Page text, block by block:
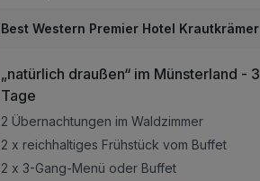
Best Western Premier Hotel Krautkrämer
„natürlich draußen“ im Münsterland - 3
Tage
2 Übernachtungen im Waldzimmer
2 x reichhaltiges Frühstück vom Buffet
2 x 3-Gang-Menü oder Buffet